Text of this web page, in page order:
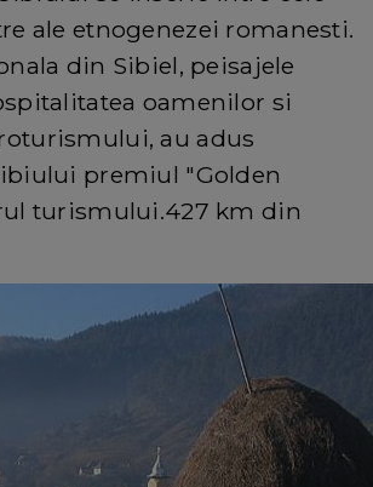
ale etnogenezei romanesti.
din Sibiel, peisajele
oamenilor si
au adus
premiul "Golden
turismului.427 km din